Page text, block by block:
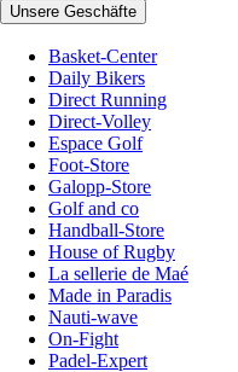
Unsere Geschäfte
Basket-Center
Daily Bikers
Direct Running
Direct-Volley
Espace Golf
Foot-Store
Galopp-Store
Golf and co
Handball-Store
House of Rugby
La sellerie de Maé
Made in Paradis
Nauti-wave
On-Fight
Padel-Expert